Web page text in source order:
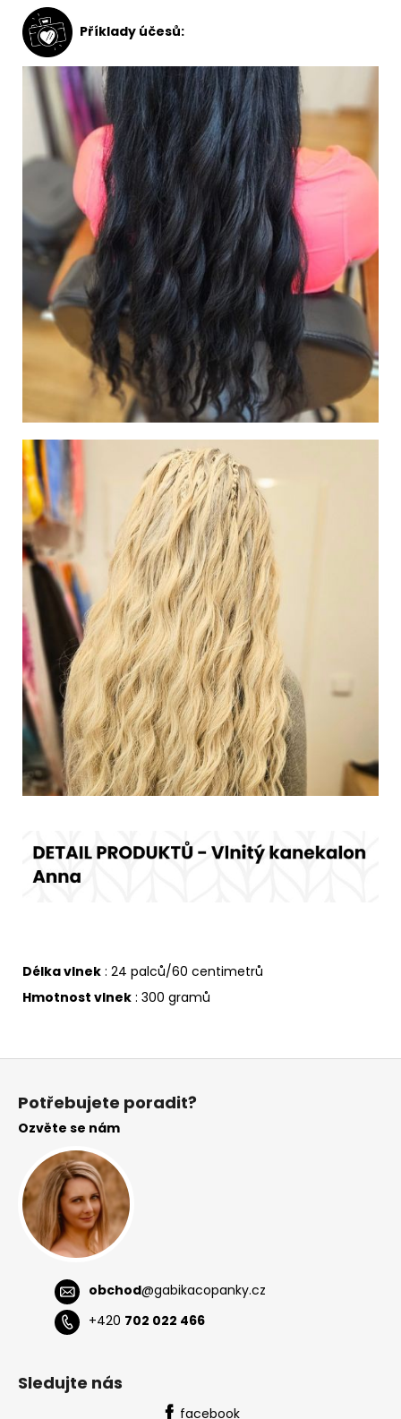
Příklady účesů:
Délka vlnek : 24 palců/60 centimetrů
Hmotnost vlnek : 300 gramů
Z
Potřebujete poradit?
Ozvěte se nám
obchod@gabikacopanky.cz
+420 702 022 466
Sledujte nás
facebook